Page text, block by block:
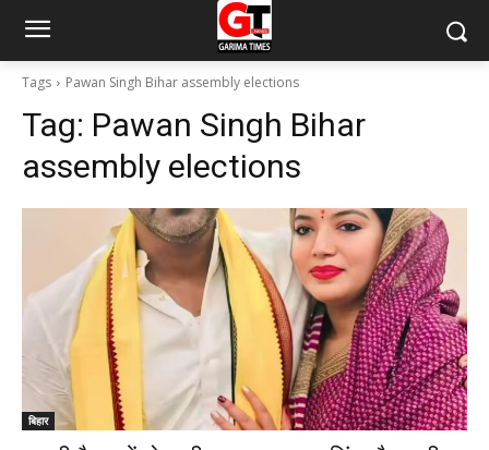
Tags Pawan Singh Bihar assembly elections
Tag: Pawan Singh Bihar
assembly elections
बिहार